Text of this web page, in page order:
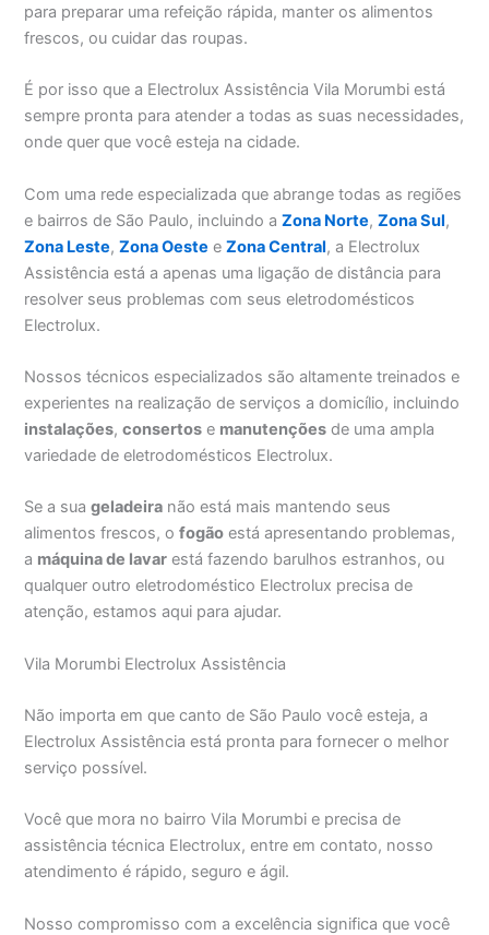
para preparar uma refeição rápida, manter os alimentos
frescos, ou cuidar das roupas.
É por isso que a Electrolux Assistência Vila Morumbi está
sempre pronta para atender a todas as suas necessidades,
onde quer que você esteja na cidade.
Com uma rede especializada que abrange todas as regiões
e bairros de São Paulo, incluindo aZona Norte,Zona Sul,
Zona Leste,Zona Oeste eZona Central, a Electrolux
Assistência está a apenas uma ligação de distância para
resolver seus problemas com seus eletrodomésticos
Electrolux.
Nossos técnicos especializados são altamente treinados e
experientes na realização de serviços a domicílio, incluindo
instalações,consertos e manutenções de uma ampla
variedade de eletrodomésticos Electrolux.
Se a suageladeira não está mais mantendo seus
alimentos frescos, ofogão está apresentando problemas,
a máquina de lavar está fazendo barulhos estranhos, ou
qualquer outro eletrodoméstico Electrolux precisa de
atenção, estamos aqui para ajudar.
Vila Morumbi Electrolux Assistência
Não importa em que canto de São Paulo você esteja, a
Electrolux Assistência está pronta para fornecer o melhor
serviço possível.
Você que mora no bairro Vila Morumbi e precisa de
assistência técnica Electrolux, entre em contato, nosso
atendimento é rápido, seguro e ágil.
Nosso compromisso com a excelência significa que você